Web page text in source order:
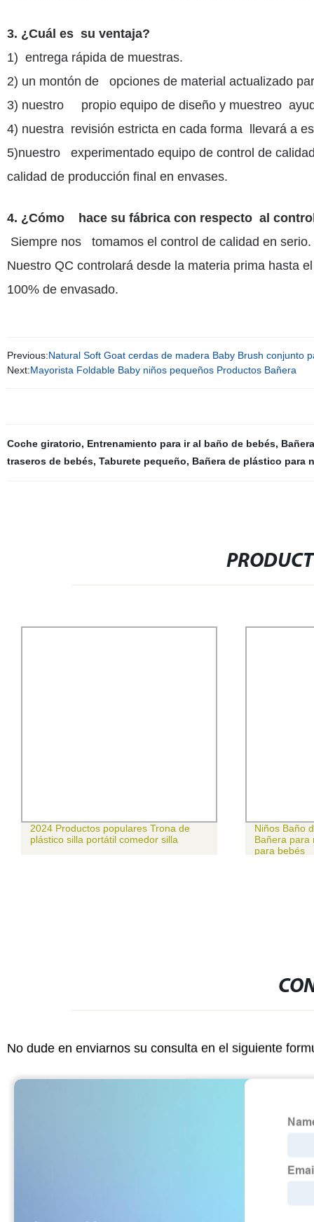
3. ¿Cuál es su ventaja?
1) entrega rápida de muestras.
2) un montón de opciones de material actualizado
3) nuestro propio equipo de diseño y muestreo
4) nuestra revisión estricta en cada forma llevará a
5)nuestro experimentado equipo de control de
calidad de producción final en envases.
4. ¿Cómo hace su fábrica con respecto al
Siempre nos tomamos el control de calidad en serio.
Nuestro QC controlará desde la materia prima hasta
100% de envasado.
Previous:Natural Soft Goat cerdas de madera Baby Brush conjunto
Next:Mayorista Foldable Baby niños pequeños Productos Bañera
Coche giratorio, Entrenamiento para ir al baño de bebés,
traseros de bebés, Taburete pequeño, Bañera de plástico para
2024 Productos populares Trona de
plástico silla portátil comedor silla
Niños Baño
Bañera para
para bebés
No dude en enviarnos su consulta en el siguiente